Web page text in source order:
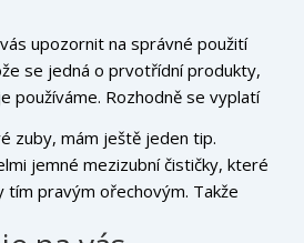
upozornit na správné použití
se jedná o prvotřídní produkty,
používáme. Rozhodně se vyplatí
úhlem a pohybovat s ním
nezranili dásně.
zuby, mám ještě jeden tip.
jemné mezizubní čističky, které
tím pravým ořechovým. Takže